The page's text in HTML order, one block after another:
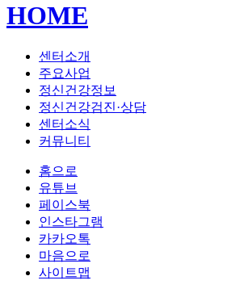
HOME
센터소개
주요사업
정신건강정보
정신건강검진·상담
센터소식
커뮤니티
홈으로
유튜브
페이스북
인스타그램
카카오톡
마음으로
사이트맵